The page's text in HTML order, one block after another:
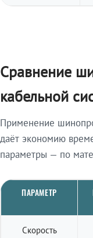
Сравнение
кабельной
Применение
даёт экономию
параметры — по
ПАРАМЕТР
Скорость